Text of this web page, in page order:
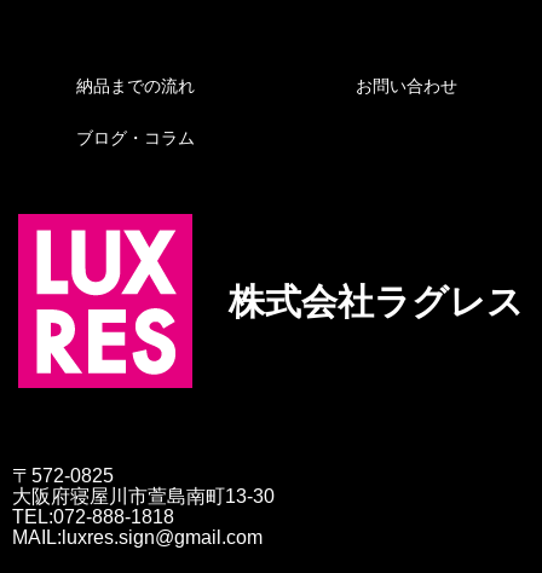
納品までの流れ
ブログ・コラム
お問い合わせ
株式会社ラグレス
〒572-0825
大阪府寝屋川市萱島南町13-30
TEL:072-888-1818
MAIL:luxres.sign@gmail.com